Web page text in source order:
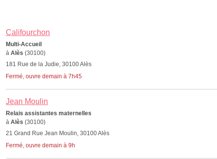
Califourchon
Multi-Accueil
à Alès (30100)
181 Rue de la Judie, 30100 Alès
Fermé, ouvre demain à 7h45
Jean Moulin
Relais assistantes maternelles
à Alès (30100)
21 Grand Rue Jean Moulin, 30100 Alès
Fermé, ouvre demain à 9h